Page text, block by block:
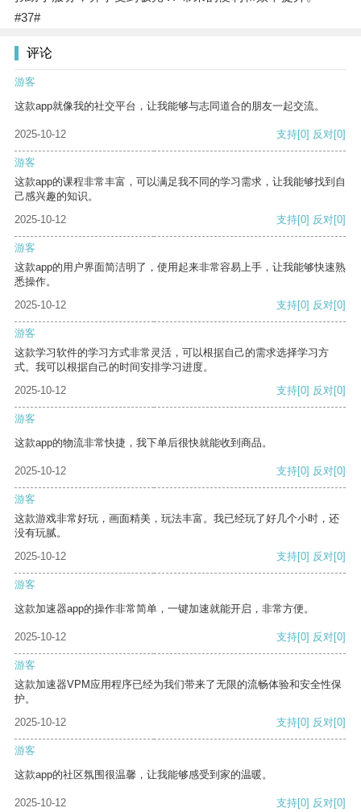
#37#
评论
游客
这款app就像我的社交平台，让我能够与志同道合的朋友一起交流。
2025-10-12 支持[0] 反对[0]
游客
这款app的课程非常丰富，可以满足我不同的学习需求，让我能够找到自
己感兴趣的知识。
2025-10-12
支持[0] 反对[0]
游客
这款app的用户界面简洁明了，使用起来非常容易上手，让我能够快速熟
悉操作。
2025-10-12
支持[0] 反对[0]
游客
这款学习软件的学习方式非常灵活，可以根据自己的需求选择学习方
式。我可以根据自己的时间安排学习进度。
2025-10-12
支持[0] 反对[0]
游客
这款app的物流非常快捷，我下单后很快就能收到商品。
2025-10-12 支持[0] 反对[0]
游客
这款游戏非常好玩，画面精美，玩法丰富。我已经玩了好几个小时，还
没有玩腻。
2025-10-12
支持[0] 反对[0]
游客
这款加速器app的操作非常简单，一键加速就能开启，非常方便。
2025-10-12 支持[0] 反对[0]
游客
这款加速器VPM应用程序已经为我们带来了无限的流畅体验和安全性保
护。
2025-10-12
支持[0] 反对[0]
游客
这款app的社区氛围很温馨，让我能够感受到家的温暖。
2025-10-12 支持[0] 反对[0]